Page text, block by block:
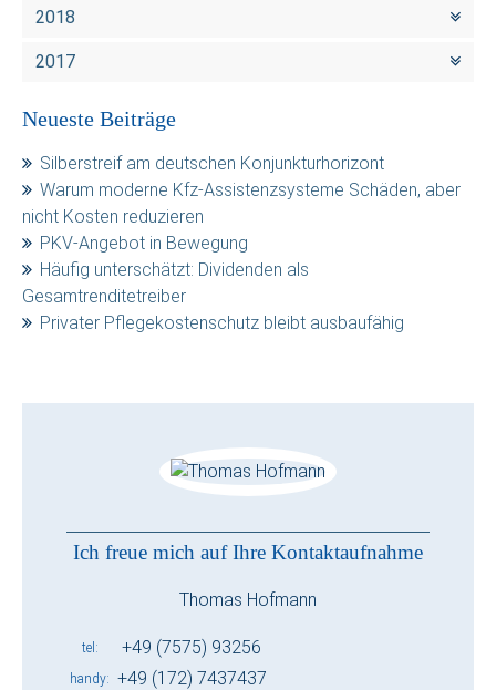
2018
2017
Neueste Beiträge
Silberstreif am deutschen Konjunkturhorizont
Warum moderne Kfz-Assistenzsysteme Schäden, aber
nicht Kosten reduzieren
PKV-Angebot in Bewegung
Häufig unterschätzt: Dividenden als
Gesamtrenditetreiber
Privater Pflegekostenschutz bleibt ausbaufähig
Ich freue mich auf Ihre Kontaktaufnahme
Thomas Hofmann
tel +49 (7575) 93256
handy +49 (172) 7437437